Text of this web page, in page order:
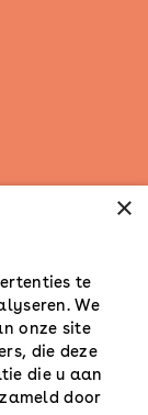
×
te
We
onze site
die deze
die u aan
door